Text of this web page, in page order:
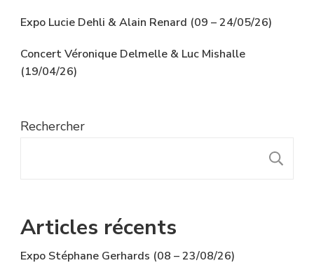
Expo Lucie Dehli & Alain Renard (09 – 24/05/26)
Concert Véronique Delmelle & Luc Mishalle
(19/04/26)
Rechercher
Articles récents
Expo Stéphane Gerhards (08 – 23/08/26)